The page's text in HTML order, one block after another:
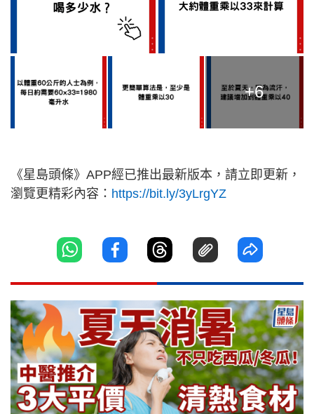
+6
《星島頭條》APP經已推出最新版本，請立即更新，
瀏覽更精彩內容： https://bit.ly/3yLrgYZ